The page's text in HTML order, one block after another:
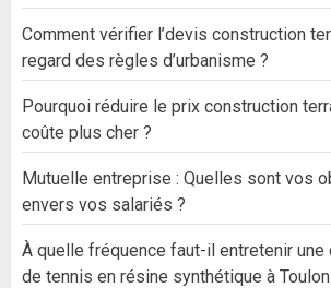
Comment vérifier l’devis construction
regard des règles d’urbanisme ?
Pourquoi réduire le prix construction
coûte plus cher ?
Mutuelle entreprise : Quelles sont vos
envers vos salariés ?
À quelle fréquence faut-il entretenir une
de tennis en résine synthétique à